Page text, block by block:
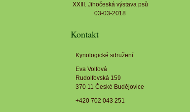
XXIII. Jihočeská výstava psů
03-03-2018
Kontakt
Kynologické sdružení
Eva Volfová
Rudolfovská 159
370 11 České Budějovice
+420 702 043 251